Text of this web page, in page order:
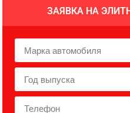
ЗАЯВКА НА